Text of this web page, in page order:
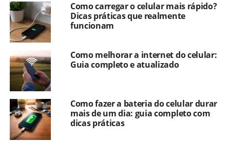
Como carregar o celular mais rápido?
Dicas práticas que realmente
funcionam
Como melhorar a internet do celular:
Guia completo e atualizado
Como fazer a bateria do celular durar
mais de um dia: guia completo com
dicas práticas